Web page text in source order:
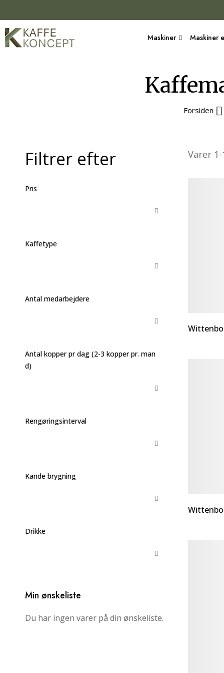
Maskiner Maskiner
Forsiden
Varer 1-
Filtrer efter
Pris
Kaffetype
Antal medarbejdere
Antal kopper pr dag (2-3 kopper pr. man
d)
Rengøringsinterval
Kande brygning
Drikke
Min ønskeliste
Du har ingen varer på din ønskeliste.